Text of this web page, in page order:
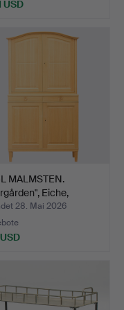
USD
MALMSTEN.
Eiche,
28. Mai 2026